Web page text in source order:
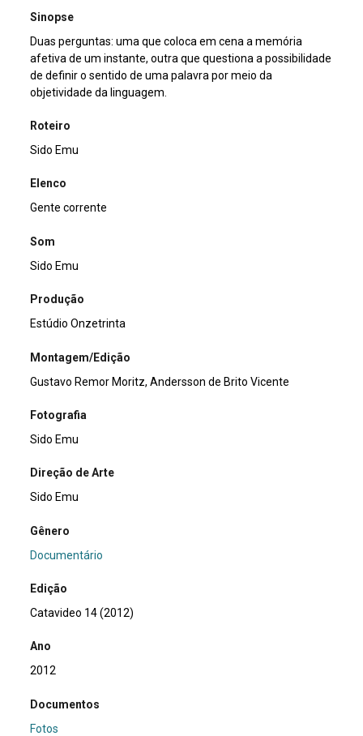
Sinopse
Duas perguntas: uma que coloca em cena a memória
afetiva de um instante, outra que questiona a possibilidade
de definir o sentido de uma palavra por meio da
objetividade da linguagem.
Roteiro
Sido Emu
Elenco
Gente corrente
Som
Sido Emu
Produção
Estúdio Onzetrinta
Montagem/Edição
Gustavo Remor Moritz, Andersson de Brito Vicente
Fotografia
Sido Emu
Direção de Arte
Sido Emu
Gênero
Documentário
Edição
Catavideo 14 (2012)
Ano
2012
Documentos
Fotos